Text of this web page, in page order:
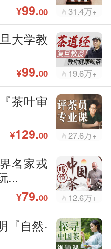
¥99.00 31.4万+
大学教
¥99.00 19.6万+
茶叶审
¥129.00 27.6万+
名家戎
...
¥79.00 12.6万+
『自然·